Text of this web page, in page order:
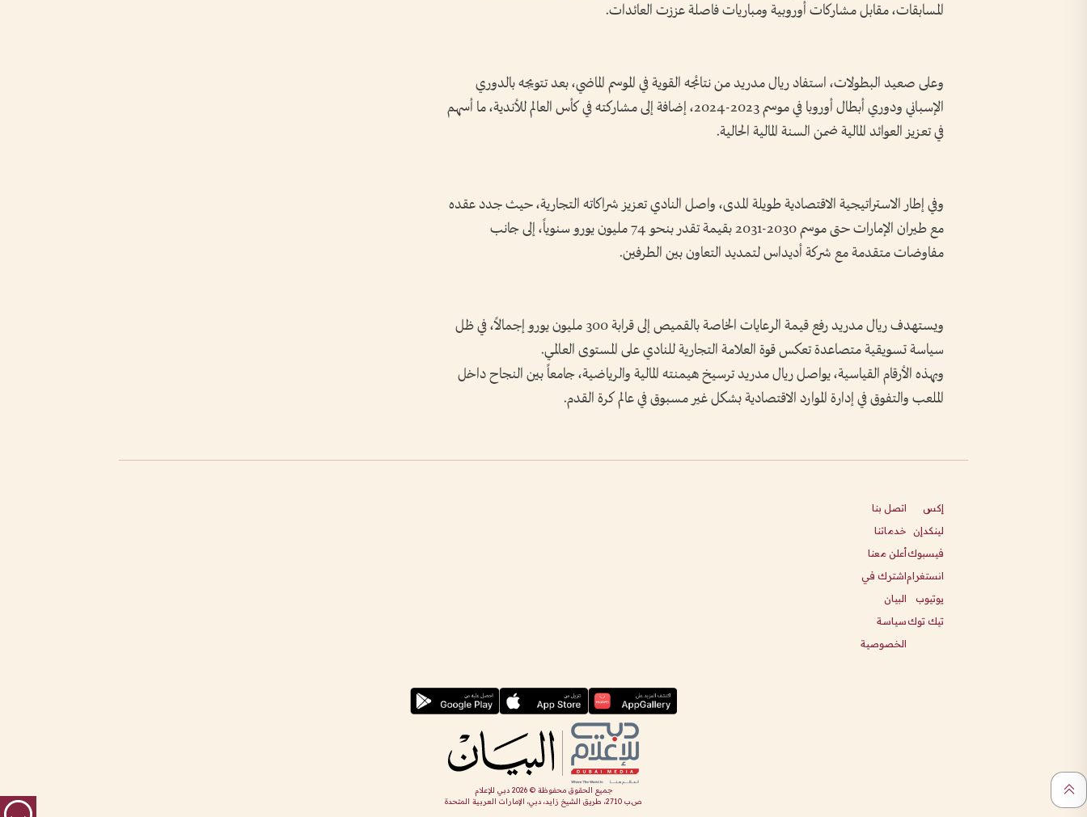
المسابقات، مقابل مشاركات أوروبية ومباريات فاصلة عززت العائدات.
وعلى صعيد البطولات، استفاد ريال مدريد من نتائجه القوية في الموسم الماضي، بعد تتويجه بالدوري
الإسباني ودوري أبطال أوروبا في موسم 2023-2024، إضافة إلى مشاركته في كأس العالم للأندية، ما أسهم
في تعزيز العوائد المالية ضمن السنة المالية الحالية.
وفي إطار الاستراتيجية الاقتصادية طويلة المدى، واصل النادي تعزيز شراكاته التجارية، حيث جدد عقده
مع طيران الإمارات حتى موسم 2030-2031 بقيمة تقدر بنحو 74 مليون يورو سنوياً، إلى جانب
مفاوضات متقدمة مع شركة أديداس لتمديد التعاون بين الطرفين.
ويستهدف ريال مدريد رفع قيمة الرعايات الخاصة بالقميص إلى قرابة 300 مليون يورو إجمالاً، في ظل
سياسة تسويقية متصاعدة تعكس قوة العلامة التجارية للنادي على المستوى العالمي.
وبهذه الأرقام القياسية، يواصل ريال مدريد ترسيخ هيمنته المالية والرياضية، جامعاً بين النجاح داخل
الملعب والتفوق في إدارة الموارد الاقتصادية بشكل غير مسبوق في عالم كرة القدم.
إكس
لينكدإن
فيسبوك
انستغرام
يوتيوب
تيك توك
اتصل بنا
خدماتنا
أعلن معنا
اشترك في
البيان
سياسة
الخصوصية
جميع الحقوق محفوظة ©2026 دبي للإعلام
ص.ب 2710، طريق الشيخ زايد، دبي، الإمارات العربية المتحدة